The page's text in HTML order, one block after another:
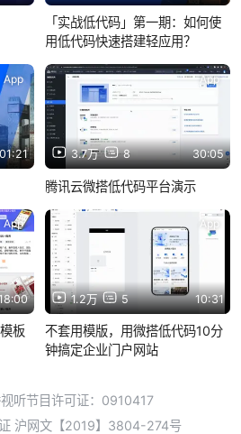
「实战低代码」第一期：如何使
用低代码快速搭建轻应用？
01:21
App
3.7万 8 30:05
App
腾讯云微搭低代码平台演示
App
板
1.2万 5 10:31
App
不套用模版，用微搭低代码10分
钟搞定企业门户网站
听节目许可证：0910417
沪网文【2019】3804-274号